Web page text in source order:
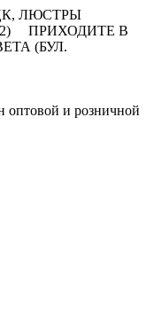
ЛЮСТРЫ
ПРИХОДИТЕ В
(БУЛ.
оптовой и розничной